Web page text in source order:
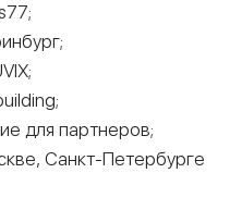
для партнеров;
Санкт-Петербурге